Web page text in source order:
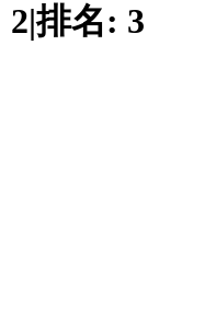
2|排名: 3